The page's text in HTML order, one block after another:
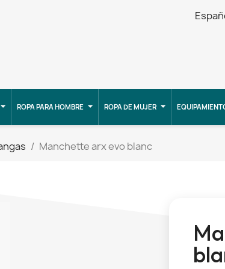
ROPA PARA HOMBRE ROPA DE MUJER
Manchette arx evo blanc